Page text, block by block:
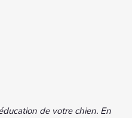
de votre chien. En